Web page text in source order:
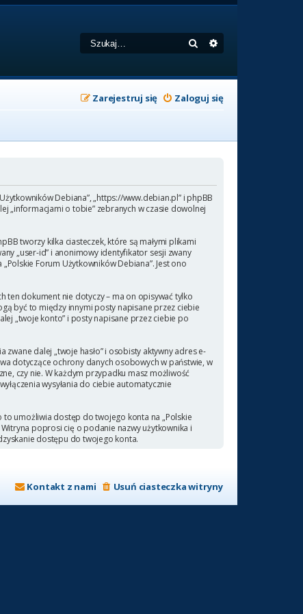
Szukaj
Zaloguj się
Zarejestruj się
Debiana”, „https://www.debian.pl” i phpBB
„informacjami o tobie” zebranych w czasie dowolnej
tworzy kilka ciasteczek, które są małymi plikami
„user-id” i anonimowy identyfikator sesji zwany
Forum Użytkowników Debiana”. Jest ono
ten dokument nie dotyczy – ma on opisywać tylko
być to między innymi posty napisane przez ciebie
„twoje konto” i posty napisane przez ciebie po
dalej „twoje hasło” i osobisty aktywny adres e-
dotyczące ochrony danych osobowych w państwie, w
czy nie. W każdym przypadku masz możliwość
wysyłania do ciebie automatycznie
to umożliwia dostęp do twojego konta na „Polskie
Witryna poprosi cię o podanie nazwy użytkownika i
dostępu do twojego konta.
Usuń ciasteczka witryny
Kontakt z nami